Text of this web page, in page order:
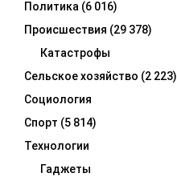
Политика (6 016)
Происшествия (29 378)
Катастрофы
Сельское хозяйство (2 223)
Социология
Спорт (5 814)
Технологии
Гаджеты